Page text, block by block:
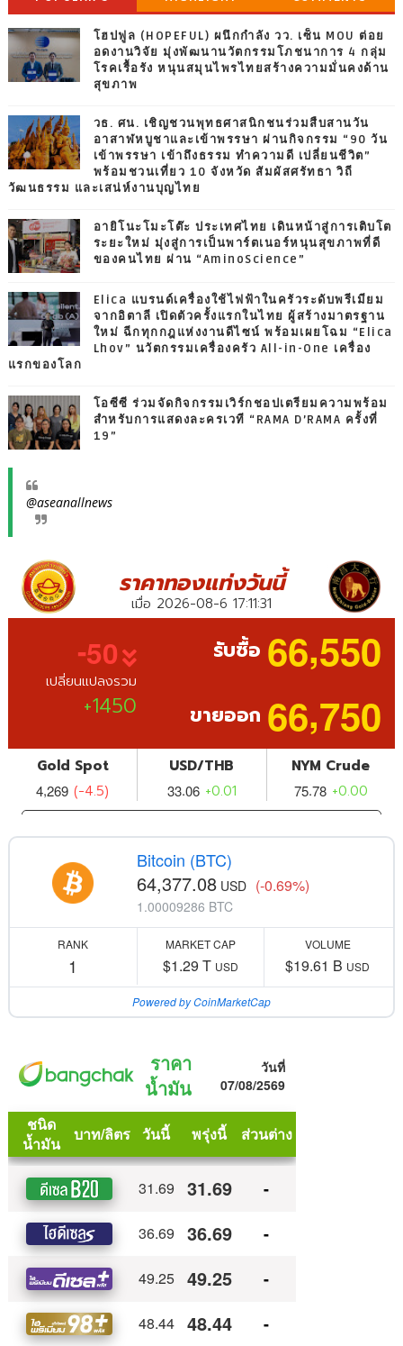
โฮปฟูล (HOPEFUL) ผนึกกำลัง วว. เซ็น MOU ต่อย
อดงานวิจัย มุ่งพัฒนานวัตกรรมโภชนาการ 4 กลุ่ม
โรคเรื้อรัง หนุนสมุนไพรไทยสร้างความมั่นคงด้าน
สุขภาพ
วธ. ศน. เชิญชวนพุทธศาสนิกชนร่วมสืบสานวัน
อาสาฬหบูชาและเข้าพรรษา ผ่านกิจกรรม “90 วัน
เข้าพรรษา เข้าถึงธรรม ทำความดี เปลี่ยนชีวิต”
พร้อมชวนเที่ยว 10 จังหวัด สัมผัสศรัทธา วิถี
วัฒนธรรม และเสน่ห์งานบุญไทย
อายิโนะโมะโต๊ะ ประเทศไทย เดินหน้าสู่การเติบโต
ระยะใหม่ มุ่งสู่การเป็นพาร์ตเนอร์หนุนสุขภาพที่ดี
ของคนไทย ผ่าน “AminoScience”
Elica แบรนด์เครื่องใช้ไฟฟ้าในครัวระดับพรีเมียม
จากอิตาลี เปิดตัวครั้งแรกในไทย ผู้สร้างมาตรฐาน
ใหม่ ฉีกทุกกฎแห่งงานดีไซน์ พร้อมเผยโฉม “Elica
Lhov” นวัตกรรมเครื่องครัว All-in-One เครื่อง
แรกของโลก
โอซีซี ร่วมจัดกิจกรรมเวิร์กชอปเตรียมความพร้อม
สำหรับการแสดงละครเวที “RAMA D’RAMA ครั้งที่
19”
@aseanallnews
Bitcoin (BTC)
64,377.08 USD (-0.69%)
1.00009286 BTC
RANK
1
MARKET CAP
$1.29 T USD
VOLUME
$19.61 B USD
Powered by CoinMarketCap